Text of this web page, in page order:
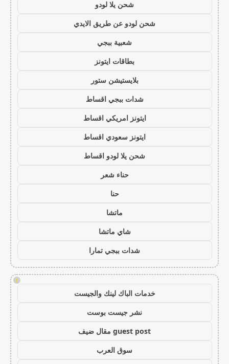
شحن يلا لودو
شحن لودو عن طريق الايدي
شعبية ببجي
بطاقات ايتونز
بلايستيشن ستور
شدات ببجي اقساط
ايتونز امريكي اقساط
ايتونز سعودي اقساط
شحن يلا لودو اقساط
حناء شعر
حنا
ماتشا
شاي ماتشا
شدات ببجي تمارا
!
خدمات الباك لينك والجيست
نشر جيست بوست
guest post مقال ضيف
سوق العرب